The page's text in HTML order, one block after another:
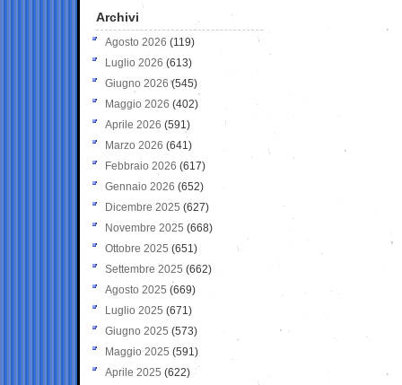
Archivi
Agosto 2026 (119)
Luglio 2026 (613)
Giugno 2026 (545)
Maggio 2026 (402)
Aprile 2026 (591)
Marzo 2026 (641)
Febbraio 2026 (617)
Gennaio 2026 (652)
Dicembre 2025 (627)
Novembre 2025 (668)
Ottobre 2025 (651)
Settembre 2025 (662)
Agosto 2025 (669)
Luglio 2025 (671)
Giugno 2025 (573)
Maggio 2025 (591)
Aprile 2025 (622)